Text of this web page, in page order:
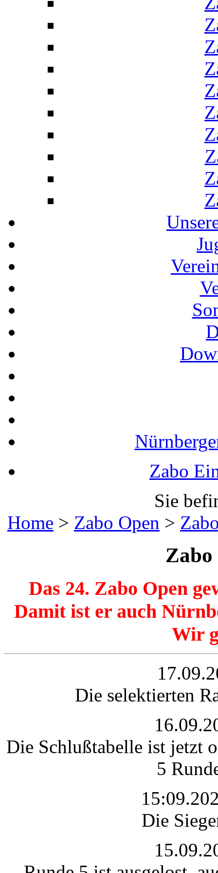
Zabo
Sie
Home > Zabo Open >
Zabo
Das 24. Zabo Open
Damit ist er auch
Wir
Die selektierten
Die Schlußtabelle ist jetzt
5
Die